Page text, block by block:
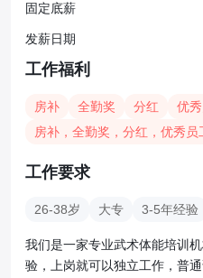
固定底薪
发薪日期
工作福利
房补 全勤奖 分红 优
房补，全勤奖，分红，优秀员
工作要求
26-38岁 大专 3-5年经验
我们是一家专业武术体能培训
验，上岗就可以独立工作，普